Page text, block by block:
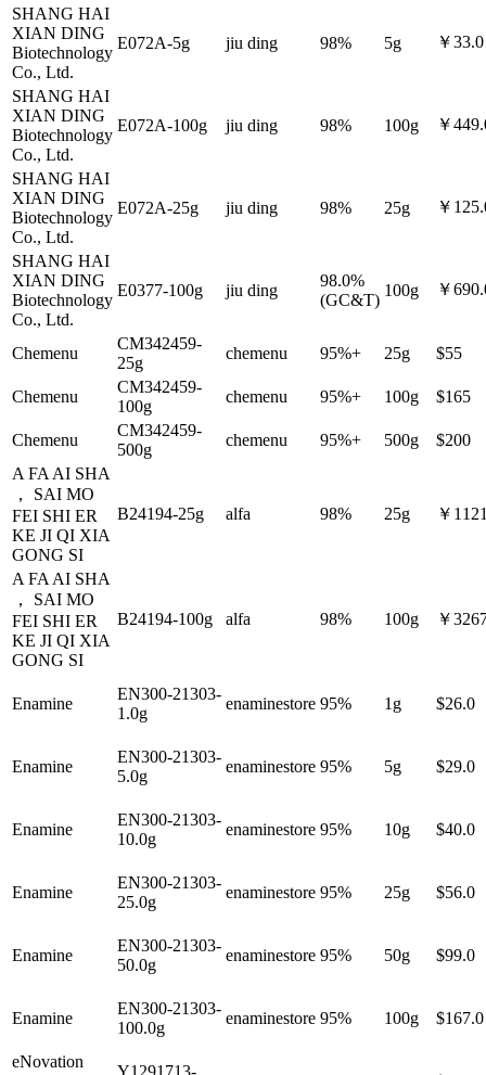
SHANG HAI
XIAN DING
Biotechnology
Co., Ltd.
E072A-5g jiu ding 98% 5g ￥33.0
SHANG HAI
XIAN DING
Biotechnology
Co., Ltd.
E072A-100g jiu ding 98% 100g ￥
SHANG HAI
XIAN DING
Biotechnology
Co., Ltd.
E072A-25g jiu ding 98% 25g ￥
SHANG HAI
XIAN DING
Biotechnology
Co., Ltd.
E0377-100g jiu ding
98.0%
(GC&T)
100g ￥
Chemenu
CM342459-
25g
chemenu 95%+ 25g $55
Chemenu
CM342459-
100g
chemenu 95%+ 100g $165
Chemenu
CM342459-
500g
chemenu 95%+ 500g
$200
A FA AI SHA
， SAI MO
FEI SHI ER
KE JI QI XIA
GONG SI
B24194-25g alfa 98% 25g ￥
A FA AI SHA
， SAI MO
FEI SHI ER
KE JI QI XIA
GONG SI
B24194-100g alfa 98% 100g ￥
Enamine
EN300-21303-
1.0g
enaminestore 95% 1g $26.0
Enamine
EN300-21303-
5.0g
enaminestore 95% 5g $29.0
Enamine
EN300-21303-
10.0g
enaminestore 95% 10g $40.0
Enamine
EN300-21303-
25.0g
enaminestore 95% 25g $56.0
Enamine
EN300-21303-
50.0g
enaminestore 95% 50g $99.0
Enamine
EN300-21303-
100.0g
enaminestore 95% 100g $167.0
eNovation
Y1291713-